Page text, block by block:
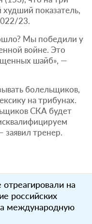
показатель,
23.
Мы победили у
войне. Это
шайб», —
болельщиков,
на трибунах.
СКА будет
заявил тренер.
на
российских
международную